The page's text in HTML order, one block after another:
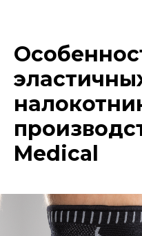
Medical